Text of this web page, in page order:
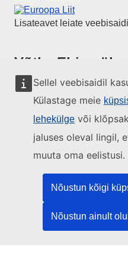
Sellel veebisaidil
Külastage meie
lehekülge või
jaluses oleval lingil,
muuta oma eelistusi.
Nõustun kõigi
Nõustun ainult
Euroopa Liit
Lisateavet leiate
Võtke ELiga
Helistage meile numbril 00
Sotsiaalmeedia
Otsige ELi sotsiaalmeedia